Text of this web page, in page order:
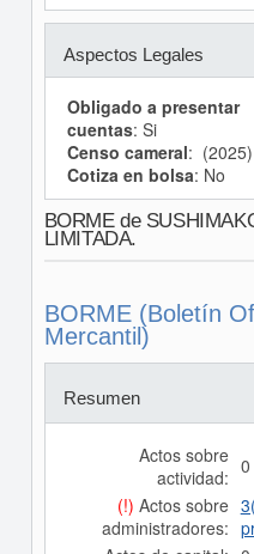
Aspectos Legales
Obligado a presentar
cuentas: Si
Censo cameral: (2025)
Cotiza en bolsa: No
BORME de
LIMITADA.
BORME (Boletín
Mercantil)
Resumen
Actos sobre
actividad: 0
(!) Actos sobre
administradores: